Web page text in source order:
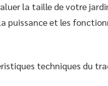
la taille de votre
puissance et les
techniques du